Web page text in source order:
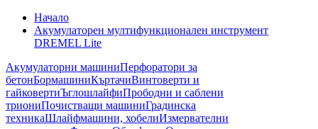
Начало
Акумулаторен мултифункционален инструмент
DREMEL Lite
Акумулаторни машиниПерфоратори за
бетонБормашиниКъртачиВинтоверти и
гайковертиЪглошлайфиПрободни и саблени
триониПочистващи машиниГрадинска
техникаШлайфмашини, хобелиИзмервателни